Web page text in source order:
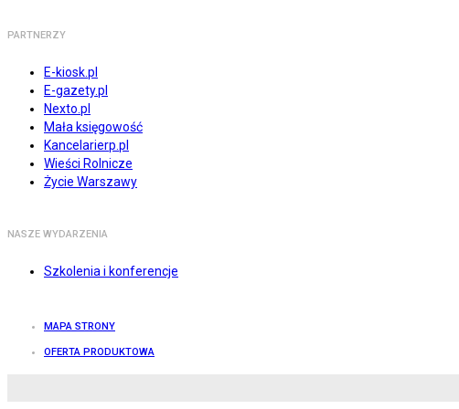
PARTNERZY
E-kiosk.pl
E-gazety.pl
Nexto.pl
Mała księgowość
Kancelarierp.pl
Wieści Rolnicze
Życie Warszawy
NASZE WYDARZENIA
Szkolenia i konferencje
MAPA STRONY
OFERTA PRODUKTOWA